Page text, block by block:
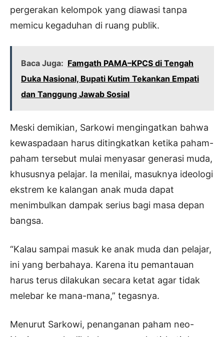
pergerakan kelompok yang diawasi tanpa
memicu kegaduhan di ruang publik.
Baca Juga: Famgath PAMA–KPCS di Tengah
Duka Nasional, Bupati Kutim Tekankan Empati
dan Tanggung Jawab Sosial
Meski demikian, Sarkowi mengingatkan bahwa
kewaspadaan harus ditingkatkan ketika paham-
paham tersebut mulai menyasar generasi muda,
khususnya pelajar. Ia menilai, masuknya ideologi
ekstrem ke kalangan anak muda dapat
menimbulkan dampak serius bagi masa depan
bangsa.
“Kalau sampai masuk ke anak muda dan pelajar,
ini yang berbahaya. Karena itu pemantauan
harus terus dilakukan secara ketat agar tidak
melebar ke mana-mana,” tegasnya.
Menurut Sarkowi, penanganan paham neo-